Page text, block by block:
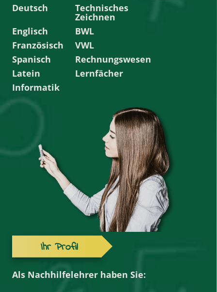
Deutsch
Technisches
Zeichnen
Englisch
BWL
Französisch
VWL
Spanisch
Rechnungswesen
Latein
Lernfächer
Informatik
Ihr Profil
Als Nachhilfelehrer haben Sie: